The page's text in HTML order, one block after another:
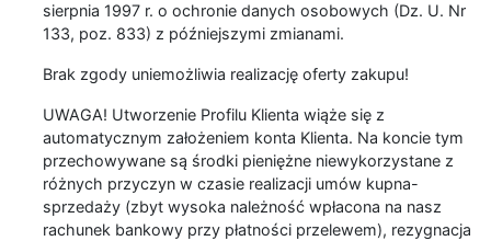
sierpnia 1997 r. o ochronie danych osobowych (Dz. U. Nr
133, poz. 833) z późniejszymi zmianami.
Brak zgody uniemożliwia realizację oferty zakupu!
UWAGA! Utworzenie Profilu Klienta wiąże się z
automatycznym założeniem konta Klienta. Na koncie tym
przechowywane są środki pieniężne niewykorzystane z
różnych przyczyn w czasie realizacji umów kupna-
sprzedaży (zbyt wysoka należność wpłacona na nasz
rachunek bankowy przy płatności przelewem), rezygnacja